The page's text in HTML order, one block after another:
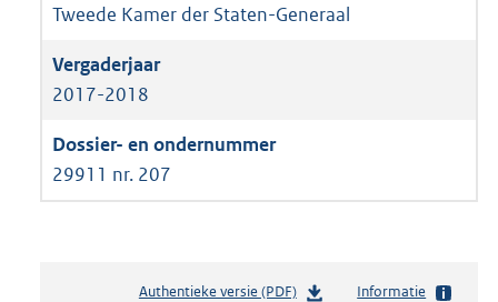
Tweede Kamer der Staten-Generaal
2017-2018
29911 nr. 207
Authentieke versie (PDF)b
Informatie